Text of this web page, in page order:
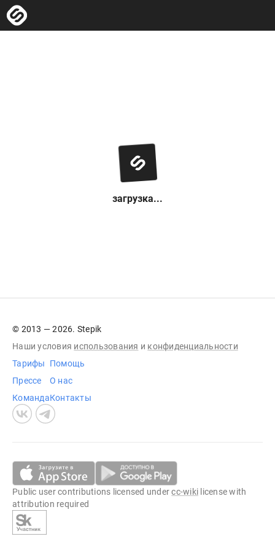
загрузка...
© 2013 — 2026. Stepik
Наши условия использования и конфиденциальности
Тарифы
Прессе
Команда
Помощь
О нас
Контакты
Public user contributions licensed undercc-wiki license with
attribution required